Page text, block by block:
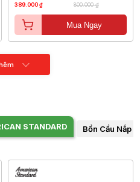
389.000 ₫ 800.000 ₫
Mua Ngay
STANDARD Bồn Cầu Nắp